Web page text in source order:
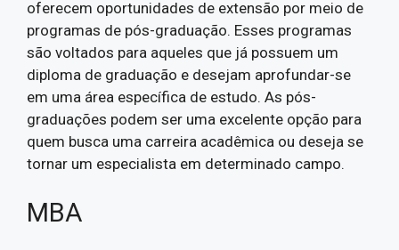
oferecem oportunidades de extensão por meio de
programas de pós-graduação. Esses programas
são voltados para aqueles que já possuem um
diploma de graduação e desejam aprofundar-se
em uma área específica de estudo. As pós-
graduações podem ser uma excelente opção para
quem busca uma carreira acadêmica ou deseja se
tornar um especialista em determinado campo.
MBA